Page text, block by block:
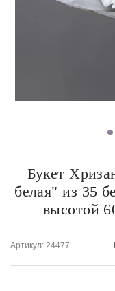
Букет
белая" из 35
высотой
Артикул: 24477